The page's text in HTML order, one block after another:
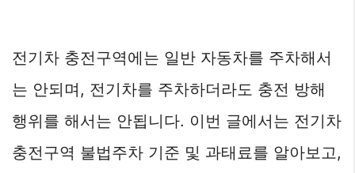
전기차 충전구역에는 일반 자동차를 주차해서
는 안되며, 전기차를 주차하더라도 충전 방해
행위를 해서는 안됩니다. 이번 글에서는 전기차
충전구역 불법주차 기준 및 과태료를 알아보고,